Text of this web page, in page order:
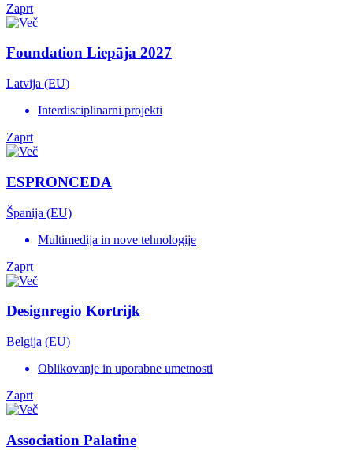
Zaprt
Foundation Liepāja 2027
Latvija (EU)
Interdisciplinarni projekti
Zaprt
ESPRONCEDA
Španija (EU)
Multimedija in nove tehnologije
Zaprt
Designregio Kortrijk
Belgija (EU)
Oblikovanje in uporabne umetnosti
Zaprt
Association Palatine